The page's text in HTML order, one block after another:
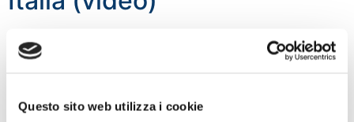
Questo sito web utilizza i cookie
«Il Vicepresidente della Camera Fabio Rampelli rimuove
la bandiera europea dal suo ufficio, così come tanti
quest’Europa che abbandona l’Italia nel momento di